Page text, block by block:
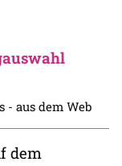
- aus dem Web
dem